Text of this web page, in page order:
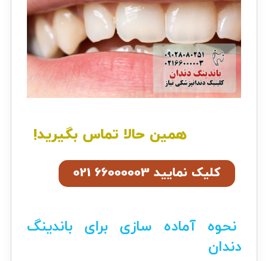
همین حالا تماس بگیرید!
کلیک نمایید 66000003 021
نحوه آماده سازی برای باندینگ
دندان